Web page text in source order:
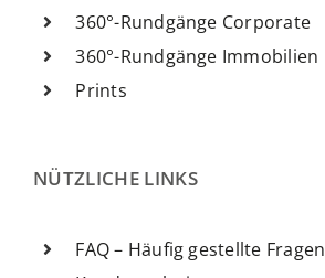
360°-Rundgänge Corporate
360°-Rundgänge Immobilien
Prints
NÜTZLICHE LINKS
FAQ – Häufig gestellte Fragen